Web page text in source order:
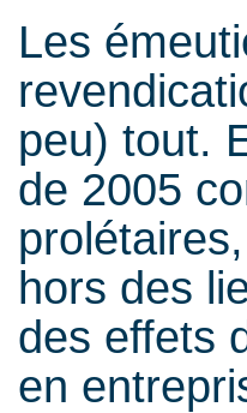
Les
peu) tout.
de 2005
hors des
des effets
en